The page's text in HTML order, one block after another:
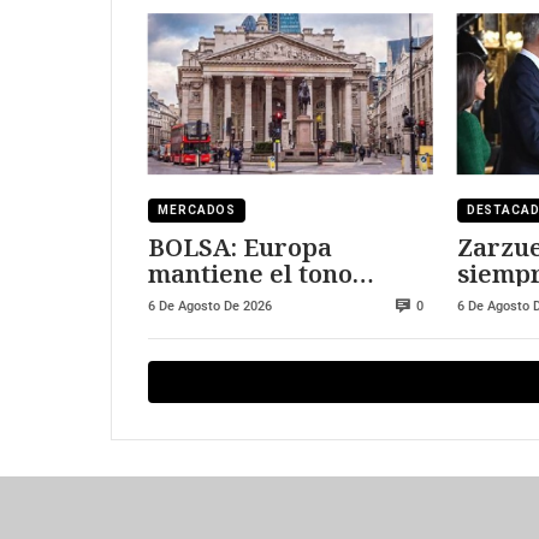
MERCADOS
BOLSA: Europa
mantiene el tono
positivo
6 De Agosto De 2026 0 visitar
6 De Agosto